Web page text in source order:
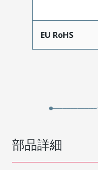
EU RoHS
部品詳細